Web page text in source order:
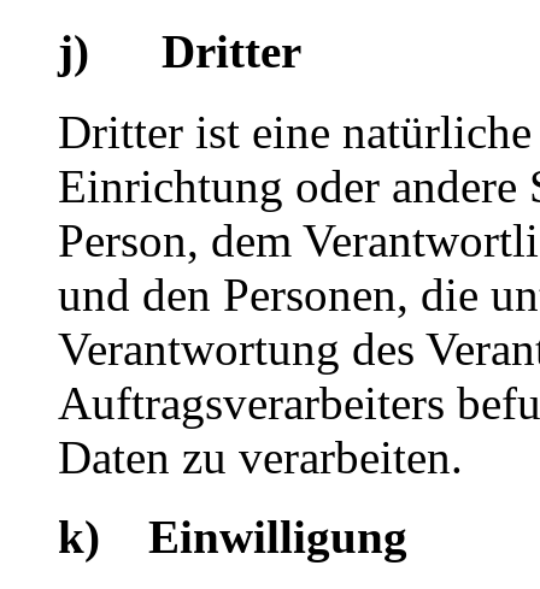
j) Dritter
Dritter ist eine
Einrichtung oder andere
Person, dem
und den Personen, die
Verantwortung des
Auftragsverarbeiters
Daten zu verarbeiten.
k) Einwilligung